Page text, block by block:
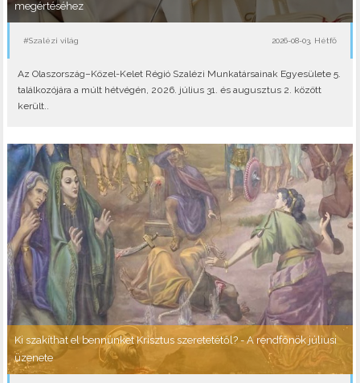
megértéséhez
#Szalézi világ 2026-08-03, Hétfő
Az Olaszország–Közel-Kelet Régió Szalézi Munkatársainak Egyesülete 5.
találkozójára a múlt hétvégén, 2026. július 31. és augusztus 2. között
került..
Ki szakíthat el bennünket Krisztus szeretetétől? - A rendfőnök júliusi
üzenete